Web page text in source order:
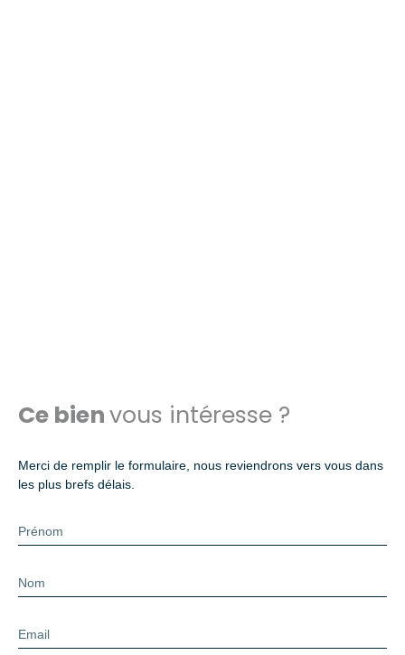
Ce bienvous intéresse ?
Merci de remplir le formulaire, nous reviendrons vers vous dans
les plus brefs délais.
Prénom
Nom
Email